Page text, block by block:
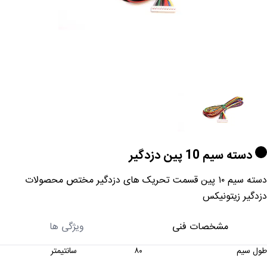
دسته سیم 10 پین دزدگیر
دسته سیم ۱۰ پین قسمت تحریک های دزدگیر مختص محصولات
دزدگیر زیتونیکس
مشخصات فنی ویژگی ها
طول سیم ۸۰ سانتیمتر